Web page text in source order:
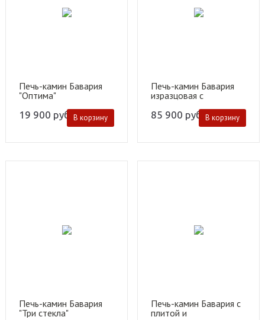
Печь-камин Бавария
"Оптима"
19 900 руб. В корзину
Печь-камин Бавария
изразцовая с
крышкой "Барокко"
коричневая
85 900 руб. В корзину
Печь-камин Бавария
"Три стекла"
Печь-камин Бавария с
плитой и